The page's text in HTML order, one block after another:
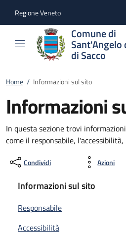
Regione Veneto
Comune di
Sant'Angelo
di Sacco
Home / Informazioni sul sito
Informazioni
In questa sezione trovi
come il responsabile,
Condividi Azioni
Informazioni sul sito
Responsabile
Accessibilità